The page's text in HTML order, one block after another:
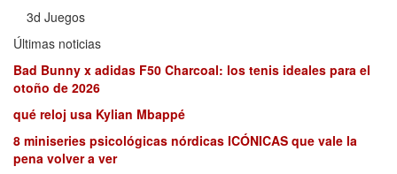
3d Juegos
Últimas noticias
Bad Bunny x adidas F50 Charcoal: los tenis ideales para el
otoño de 2026
qué reloj usa Kylian Mbappé
8 miniseries psicológicas nórdicas ICÓNICAS que vale la
pena volver a ver